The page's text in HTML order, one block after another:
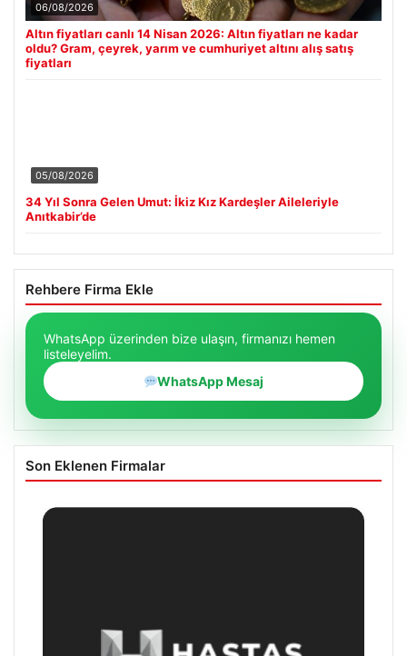
06/08/2026
Altın fiyatları canlı 14 Nisan 2026: Altın fiyatları ne kadar
oldu? Gram, çeyrek, yarım ve cumhuriyet altını alış satış
fiyatları
05/08/2026
34 Yıl Sonra Gelen Umut: İkiz Kız Kardeşler Aileleriyle
Anıtkabir’de
Rehbere Firma Ekle
WhatsApp üzerinden bize ulaşın, firmanızı hemen
listeleyelim.
WhatsApp Mesaj
Son Eklenen Firmalar